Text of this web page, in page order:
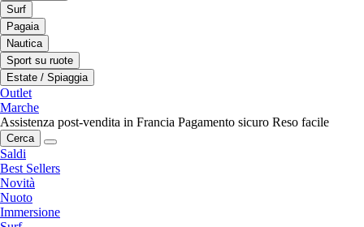
Surf
Pagaia
Nautica
Sport su ruote
Estate / Spiaggia
Outlet
Marche
Assistenza post-vendita in Francia Pagamento sicuro Reso facile
Cerca
Saldi
Best Sellers
Novità
Nuoto
Immersione